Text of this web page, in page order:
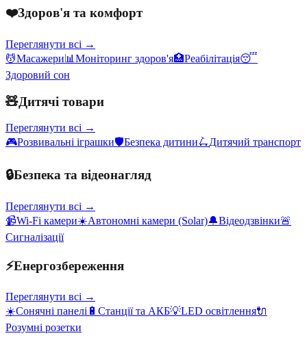
❤️Здоров'я та комфорт
Переглянути всі →
💆Масажери📊 Моніторинг здоров'я🏥Реабілітація😴
Здоровий сон
🧸Дитячі товари
Переглянути всі →
🎮Розвивальні іграшки🛡️Безпека дитини🛴Дитячий транспорт
🔒Безпека та відеонагляд
Переглянути всі →
📹Wi-Fi камери☀️Автономні камери (Solar)🔔Відеодзвінки🚨
Сигналізації
⚡Енергозбереження
Переглянути всі →
☀️Сонячні панелі 🔋 Станції та АКБ💡LED освітлення🔌
Розумні розетки